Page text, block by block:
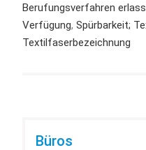
Berufungsverfahren
Verfügung, Spürbarkeit;
Textilfaserbezeichnung
Büros